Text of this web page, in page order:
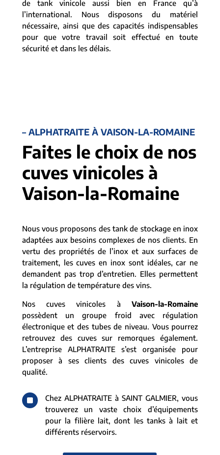
de tank vinicole aussi bien en France qu’à
l’international. Nous disposons du matériel
nécessaire, ainsi que des capacités indispensables
pour que votre travail soit effectué en toute
sécurité et dans les délais.
– ALPHATRAITE À VAISON-LA-ROMAINE
Faites le choix de nos
cuves vinicoles à
Vaison-la-Romaine
Nous vous proposons des tank de stockage en inox
adaptées aux besoins complexes de nos clients. En
vertu des propriétés de l’inox et aux surfaces de
traitement, les cuves en inox sont idéales, car ne
demandent pas trop d’entretien. Elles permettent
la régulation de température des vins.
Nos cuves vinicoles àVaison-la-Romaine
possèdent un groupe froid avec régulation
électronique et des tubes de niveau. Vous pourrez
retrouvez des cuves sur remorques également.
L’entreprise ALPHATRAITE s’est organisée pour
proposer à ses clients des cuves vinicoles de
qualité.
^
Chez ALPHATRAITE à SAINT GALMIER, vous
trouverez un vaste choix d’équipements
pour la filière lait, dont les tanks à lait et
différents réservoirs.